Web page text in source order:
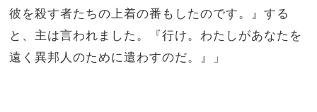
彼を殺す者たちの上着の番もしたのです。』する
と、主は言われました。『行け。わたしがあなたを
遠く異邦人のために遣わすのだ。』」